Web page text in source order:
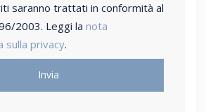
saranno trattati in conformità al
2003. Leggi la nota
sulla privacy.
Invia